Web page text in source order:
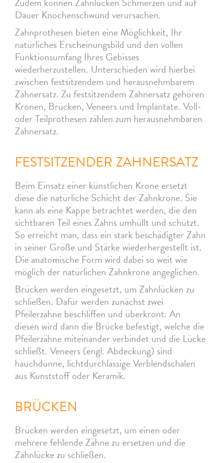
Dauer Knochenschwund verursachen.
Zahnprothesen bieten eine Möglichkeit, Ihr
natürliches Erscheinungsbild und den vollen
Funktionsumfang Ihres Gebisses
wiederherzustellen. Unterschieden wird hierbei
zwischen festsitzendem und herausnehmbarem
Zahnersatz. Zu festsitzendem Zahnersatz gehören
Kronen, Brücken, Veneers und Implantate. Voll-
oder Teilprothesen zählen zum herausnehmbaren
Zahnersatz.
FESTSITZENDER ZAHNERSATZ
Beim Einsatz einer künstlichen Krone ersetzt
diese die natürliche Schicht der Zahnkrone. Sie
kann als eine Kappe betrachtet werden, die den
sichtbaren Teil eines Zahns umhüllt und schützt.
So erreicht man, dass ein stark beschädigter Zahn
in seiner Größe und Stärke wiederhergestellt ist.
Die anatomische Form wird dabei so weit wie
möglich der natürlichen Zahnkrone angeglichen.
Brücken werden eingesetzt, um Zahnlücken zu
schließen. Dafür werden zunächst zwei
Pfeilerzähne beschliffen und überkront. An
diesen wird dann die Brücke befestigt, welche die
Pfeilerzähne miteinander verbindet und die Lücke
schließt. Veneers (engl. Abdeckung) sind
hauchdünne, lichtdurchlässige Verblendschalen
aus Kunststoff oder Keramik.
BRÜCKEN
Brücken werden eingesetzt, um einen oder
mehrere fehlende Zähne zu ersetzen und die
Zahnlücke zu schließen.